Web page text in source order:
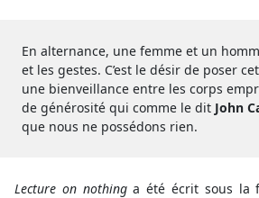
En alternance, une femme et un
et les gestes. C’est le désir de poser
une bienveillance entre les corps
de générosité qui comme le dit John
que nous ne possédons rien.
Lecture on nothinga été écrit sous la